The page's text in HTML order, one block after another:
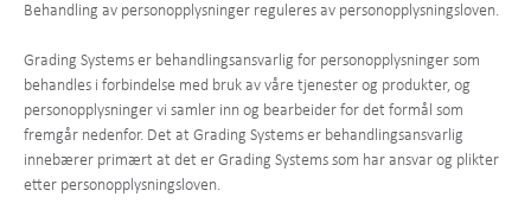
Behandling av personopplysninger reguleres av personopplysningsloven.
Grading Systems er behandlingsansvarlig for personopplysninger som
behandles i forbindelse med bruk av våre tjenester og produkter, og
personopplysninger vi samler inn og bearbeider for det formål som
fremgår nedenfor. Det at Grading Systems er behandlingsansvarlig
innebærer primært at det er Grading Systems som har ansvar og plikter
etter personopplysningsloven.